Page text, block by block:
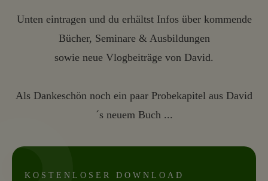
Unten eintragen und du erhältst Infos über kommende
Bücher, Seminare & Ausbildungen
sowie neue Vlogbeiträge von David.
Als Dankeschön noch ein paar Probekapitel aus David
´s neuem Buch ...
KOSTENLOSER DOWNLOAD